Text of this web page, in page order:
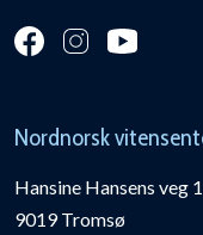
Nordnorsk
Hansine Hansens veg
9019 Tromsø